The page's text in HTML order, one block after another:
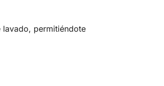
lavado, permitiéndote